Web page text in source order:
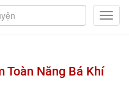
Toàn Năng Bá Khí